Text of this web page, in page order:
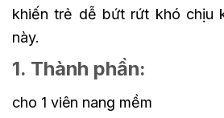
khiến trẻ dễ bứt rứt khó chịu
này.
1. Thành phần:
cho 1 viên nang mềm